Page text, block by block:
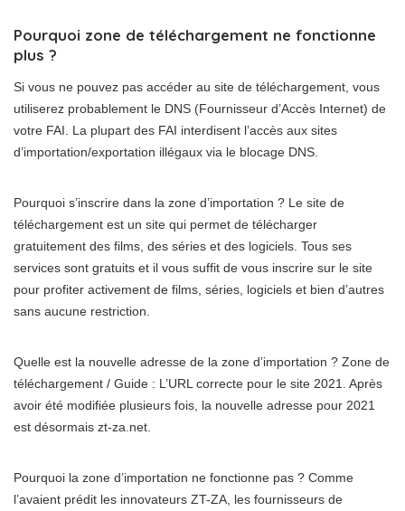
Pourquoi zone de téléchargement ne fonctionne
plus ?
Si vous ne pouvez pas accéder au site de téléchargement, vous
utiliserez probablement le DNS (Fournisseur d’Accès Internet) de
votre FAI. La plupart des FAI interdisent l’accès aux sites
d’importation/exportation illégaux via le blocage DNS.
Pourquoi s’inscrire dans la zone d’importation ? Le site de
téléchargement est un site qui permet de télécharger
gratuitement des films, des séries et des logiciels. Tous ses
services sont gratuits et il vous suffit de vous inscrire sur le site
pour profiter activement de films, séries, logiciels et bien d’autres
sans aucune restriction.
Quelle est la nouvelle adresse de la zone d’importation ? Zone de
téléchargement / Guide : L’URL correcte pour le site 2021. Après
avoir été modifiée plusieurs fois, la nouvelle adresse pour 2021
est désormais zt-za.net.
Pourquoi la zone d’importation ne fonctionne pas ? Comme
l’avaient prédit les innovateurs ZT-ZA, les fournisseurs de